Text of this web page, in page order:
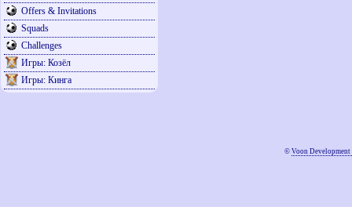
Offers & Invitations
Squads
Challenges
Игры: Козёл
Игры: Кинга
© Voon Development